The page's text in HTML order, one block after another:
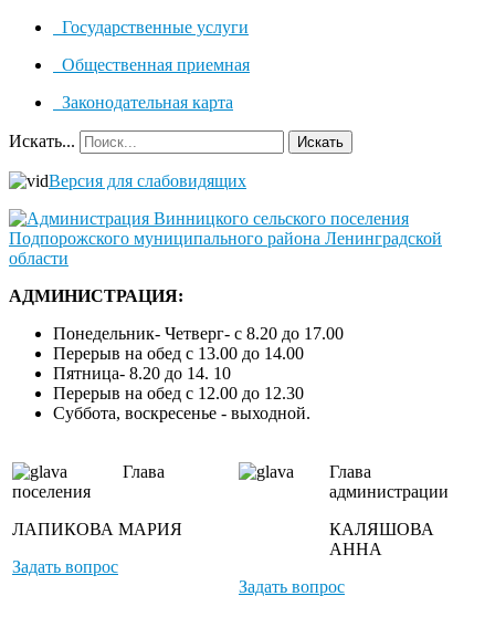
Государственные услуги
Общественная приемная
Законодательная карта
Искать... Искать
Версия для слабовидящих
АДМИНИСТРАЦИЯ:
Понедельник- Четверг- с 8.20 до 17.00
Перерыв на обед с 13.00 до 14.00
Пятница- 8.20 до 14. 10
Перерыв на обед с 12.00 до 12.30
Суббота, воскресенье - выходной.
Глава
поселения
ЛАПИКОВА МАРИЯ
Задать вопрос
Глава
администрации
КАЛЯШОВА
АННА
Задать вопрос